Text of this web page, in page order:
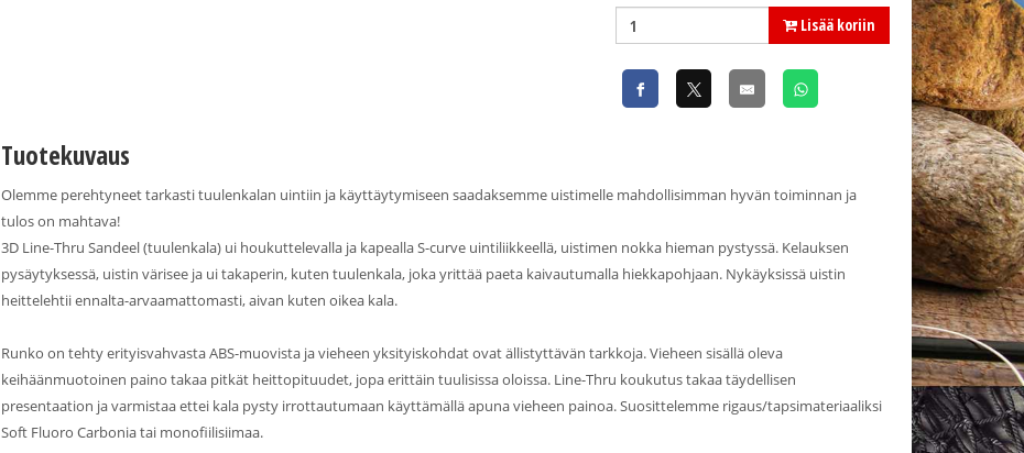
Lisää koriin
Tuotekuvaus
Olemme perehtyneet tarkasti tuulenkalan uintiin ja käyttäytymiseen saadaksemme uistimelle mahdollisimman hyvän toiminnan ja
tulos on mahtava!
3D Line-Thru Sandeel (tuulenkala) ui houkuttelevalla ja kapealla S-curve uintiliikkeellä, uistimen nokka hieman pystyssä. Kelauksen
pysäytyksessä, uistin värisee ja ui takaperin, kuten tuulenkala, joka yrittää paeta kaivautumalla hiekkapohjaan. Nykäyksissä uistin
heittelehtii ennalta-arvaamattomasti, aivan kuten oikea kala.
Runko on tehty erityisvahvasta ABS-muovista ja vieheen yksityiskohdat ovat ällistyttävän tarkkoja. Vieheen sisällä oleva
keihäänmuotoinen paino takaa pitkät heittopituudet, jopa erittäin tuulisissa oloissa. Line-Thru koukutus takaa täydellisen
presentaation ja varmistaa ettei kala pysty irrottautumaan käyttämällä apuna vieheen painoa. Suosittelemme rigaus/tapsimateriaaliksi
Soft Fluoro Carbonia tai monofiilisiimaa.